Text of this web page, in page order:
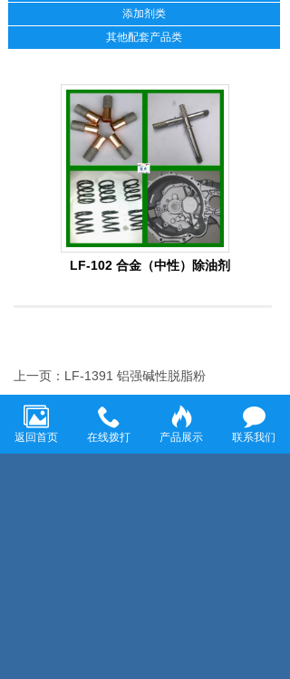
添加剂类
其他配套产品类
LF-102 合金（中性）除油剂
上一页：LF-1391 铝强碱性脱脂粉
下一页：LF-109 多功能常温脱脂剂
返回首页 在线拨打 产品展示 联系我们